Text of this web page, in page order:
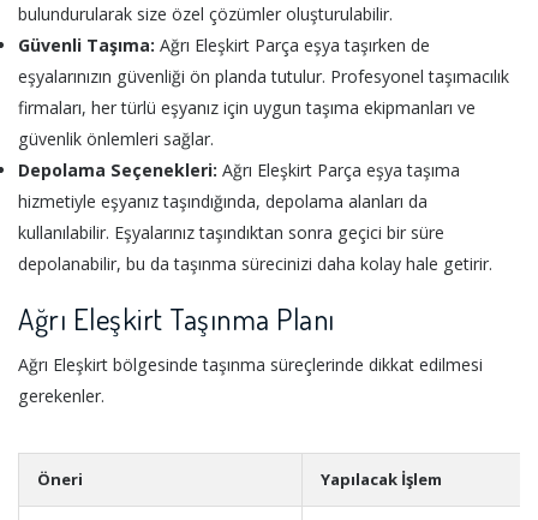
bulundurularak size özel çözümler oluşturulabilir.
Güvenli Taşıma: Ağrı Eleşkirt Parça eşya taşırken de
eşyalarınızın güvenliği ön planda tutulur. Profesyonel taşımacılık
firmaları, her türlü eşyanız için uygun taşıma ekipmanları ve
güvenlik önlemleri sağlar.
Depolama Seçenekleri: Ağrı Eleşkirt Parça eşya taşıma
hizmetiyle eşyanız taşındığında, depolama alanları da
kullanılabilir. Eşyalarınız taşındıktan sonra geçici bir süre
depolanabilir, bu da taşınma sürecinizi daha kolay hale getirir.
Ağrı Eleşkirt Taşınma Planı
Ağrı Eleşkirt bölgesinde taşınma süreçlerinde dikkat edilmesi
gerekenler.
Öneri Yapılacak İşlem